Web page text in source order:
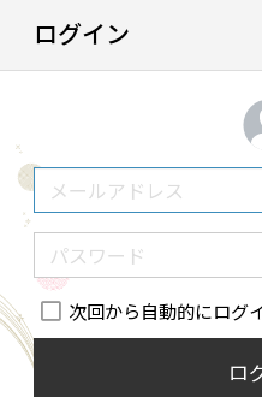
ログイン
次回から自動的にログ
ロ